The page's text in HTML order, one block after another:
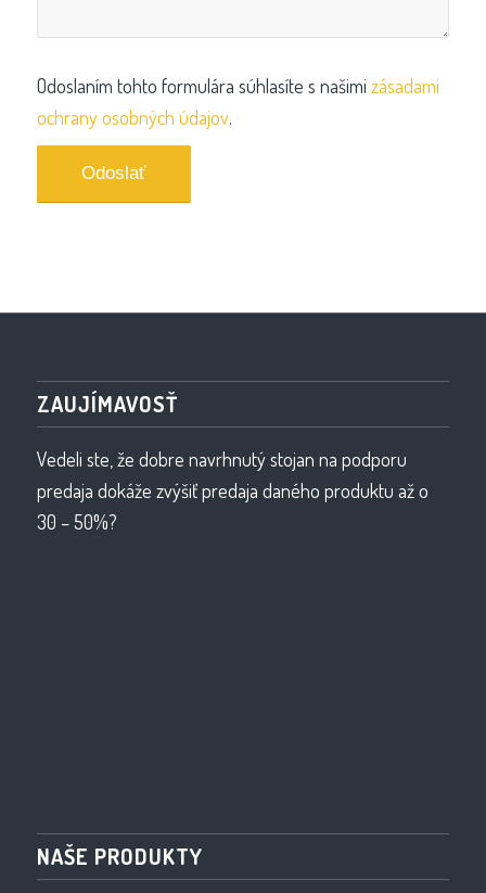
Odoslaním tohto formulára súhlasíte s našimi zásadami
ochrany osobných údajov.
ZAUJÍMAVOSŤ
Vedeli ste, že dobre navrhnutý stojan na podporu
predaja dokáže zvýšiť predaja daného produktu až o
30 – 50%?
NAŠE PRODUKTY